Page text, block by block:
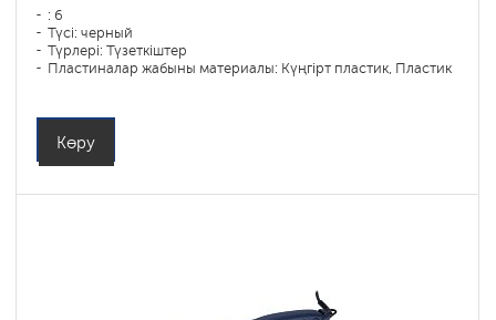
: 6
Түсі: черный
Түрлері: Түзеткіштер
Пластиналар жабыны материалы: Күңгірт пластик, Пластик
Көру